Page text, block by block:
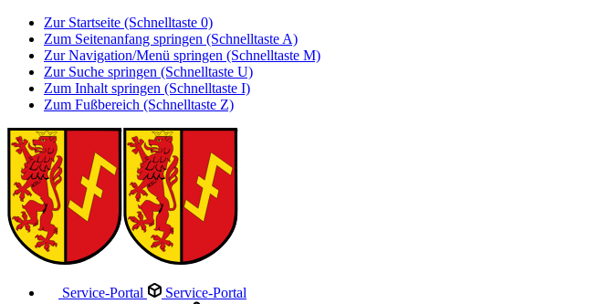
Zur Startseite (Schnelltaste 0)
Zum Seitenanfang springen (Schnelltaste A)
Zur Navigation/Menü springen (Schnelltaste M)
Zur Suche springen (Schnelltaste U)
Zum Inhalt springen (Schnelltaste I)
Zum Fußbereich (Schnelltaste Z)
Service-Portal
Service-Portal